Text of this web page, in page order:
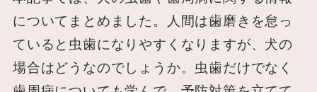
についてまとめました。人間は歯磨きを怠っ
ていると虫歯になりやすくなりますが、犬の
場合はどうなのでしょうか。虫歯だけでなく